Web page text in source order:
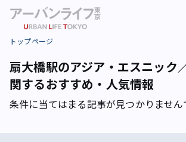
トップページ
扇大橋駅のアジア・エスニック
関するおすすめ・人気情報
条件に当てはまる記事が見つかりません